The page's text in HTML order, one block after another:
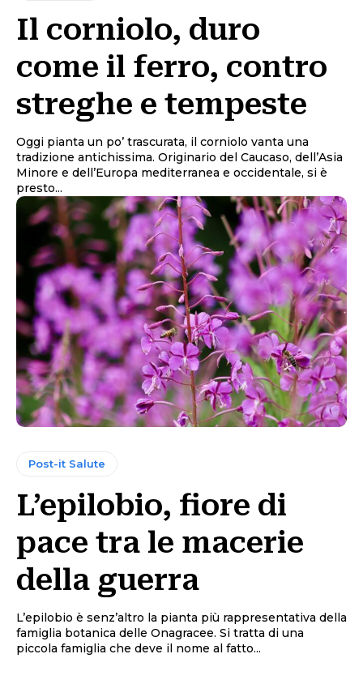
Il corniolo, duro
come il ferro, contro
streghe e tempeste
Oggi pianta un po’ trascurata, il corniolo vanta una
tradizione antichissima. Originario del Caucaso, dell’Asia
Minore e dell’Europa mediterranea e occidentale, si è
presto...
Post-it Salute
L’epilobio, fiore di
pace tra le macerie
della guerra
L’epilobio è senz’altro la pianta più rappresentativa della
famiglia botanica delle Onagracee. Si tratta di una
piccola famiglia che deve il nome al fatto...